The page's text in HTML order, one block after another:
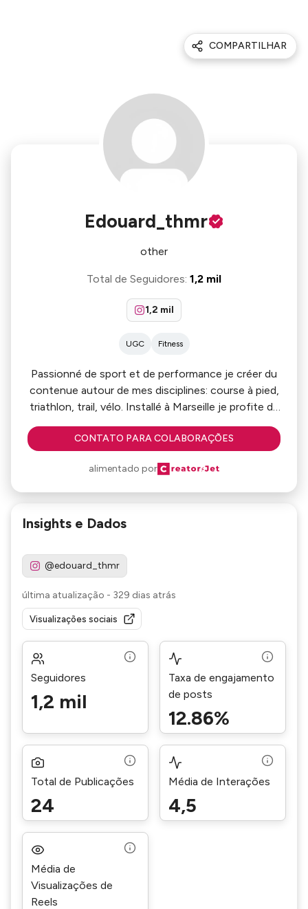
COMPARTILHAR
Edouard_thmr
other
Total de Seguidores: 1,2 mil
1,2 mil
UGC Fitness
Passionné de sport et de performance je créer du
contenue autour de mes disciplines: course à pied,
triathlon, trail, vélo. Installé à Marseille je profite de
paysages entre terre et montagne.
CONTATO PARA COLABORAÇÕES
alimentado por
Insights e Dados
@edouard_thmr
última atualização - 329 dias atrás
Visualizações sociais
Seguidores
1,2 mil
Taxa de engajamento
de posts
12.86%
Total de Publicações
24
Média de Interações
4,5
Média de
Visualizações de
Reels